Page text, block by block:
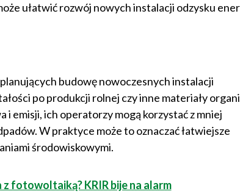
ułatwić rozwój nowych instalacji odzysku
budowę nowoczesnych instalacji
po produkcji rolnej czy inne materiały
i emisji, ich operatorzy mogą korzystać z mniej
W praktyce może to oznaczać łatwiejsze
środowiskowymi.
fotowoltaiką? KRIR bije na alarm